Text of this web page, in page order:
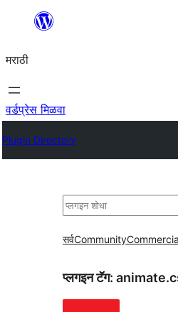
सामुग्रीवर
मराठी
वर्डप्रेस मिळवा
Plugin Directory
शोधा
सर्वCommunity
प्लगइन टॅग: